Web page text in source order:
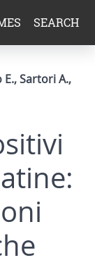
SEARCH
Sartori A.,